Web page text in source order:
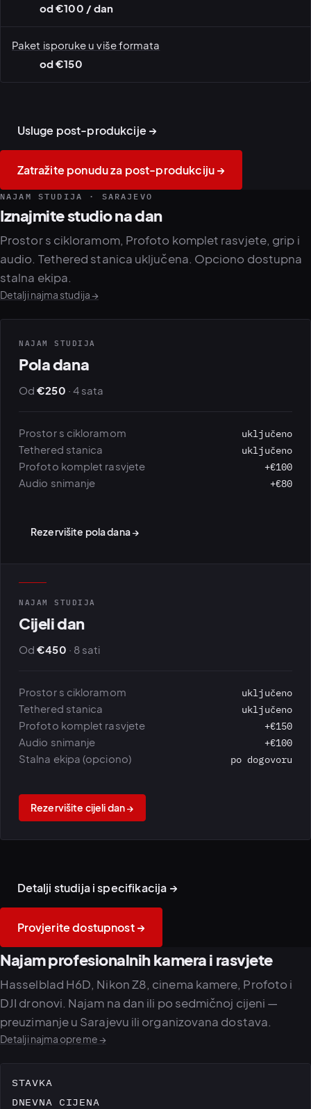
od €100 / dan
Paket isporuke u više formata
od €150
Montažna soba · tok rada
retuša
isporuka
Usluge post-produkcije →
Zatražite ponudu za post-produkciju →
NAJAM STUDIJA · SARAJEVO
Iznajmite studio na dan
Prostor s cikloramom, Profoto komplet rasvjete, grip i
audio. Tethered stanica uključena. Opciono dostupna
stalna ekipa.
Detalji najma studija →
NAJAM STUDIJA
Pola dana
Od€250 · 4 sata
Prostor s cikloramom
uključeno
Tethered stanica
uključeno
Profoto komplet rasvjete
+€100
Audio snimanje
+€80
Rezervišite pola dana →
NAJAM STUDIJA
Cijeli dan
Od€450 · 8 sati
Prostor s cikloramom
uključeno
Tethered stanica
uključeno
Profoto komplet rasvjete
+€150
Audio snimanje
+€100
Stalna ekipa (opciono)
po dogovoru
Rezervišite cijeli dan →
sarajevska ciklorama
rasvjeta
Detalji studija i specifikacija →
Provjerite dostupnost →
Najam profesionalnih kamera i rasvjete
Hasselblad H6D, Nikon Z8, cinema kamere, Profoto i
DJI dronovi. Najam na dan ili po sedmičnoj cijeni —
preuzimanje u Sarajevu ili organizovana dostava.
Detalji najma opreme →
STAVKA
DNEVNA CIJENA